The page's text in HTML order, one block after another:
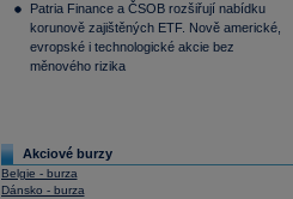
Patria Finance a ČSOB rozšiřují nabídku
korunově zajištěných ETF. Nově americké,
evropské i technologické akcie bez
měnového rizika
Akciové burzy
Belgie - burza
Dánsko - burza